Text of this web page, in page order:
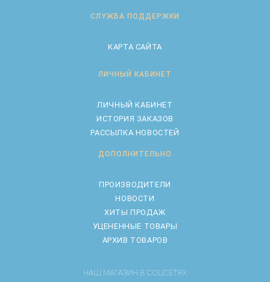
СЛУЖБА ПОДДЕРЖКИ
КАРТА САЙТА
ЛИЧНЫЙ КАБИНЕТ
ЛИЧНЫЙ КАБИНЕТ
ИСТОРИЯ ЗАКАЗОВ
РАССЫЛКА НОВОСТЕЙ
ДОПОЛНИТЕЛЬНО
ПРОИЗВОДИТЕЛИ
НОВОСТИ
ХИТЫ ПРОДАЖ
УЦЕНЕННЫЕ ТОВАРЫ
АРХИВ ТОВАРОВ
НАШ МАГАЗИН В СОЦСЕТЯХ